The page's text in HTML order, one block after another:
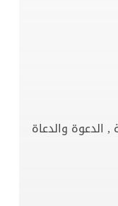
, الدعوة والدعاة